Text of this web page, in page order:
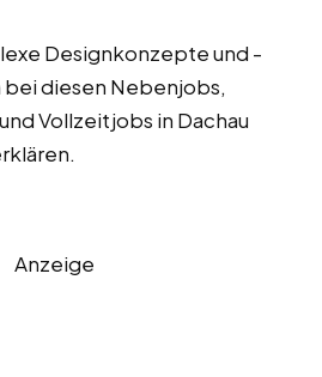
Designkonzepte und -
diesen Nebenjobs,
Vollzeitjobs in Dachau
Anzeige